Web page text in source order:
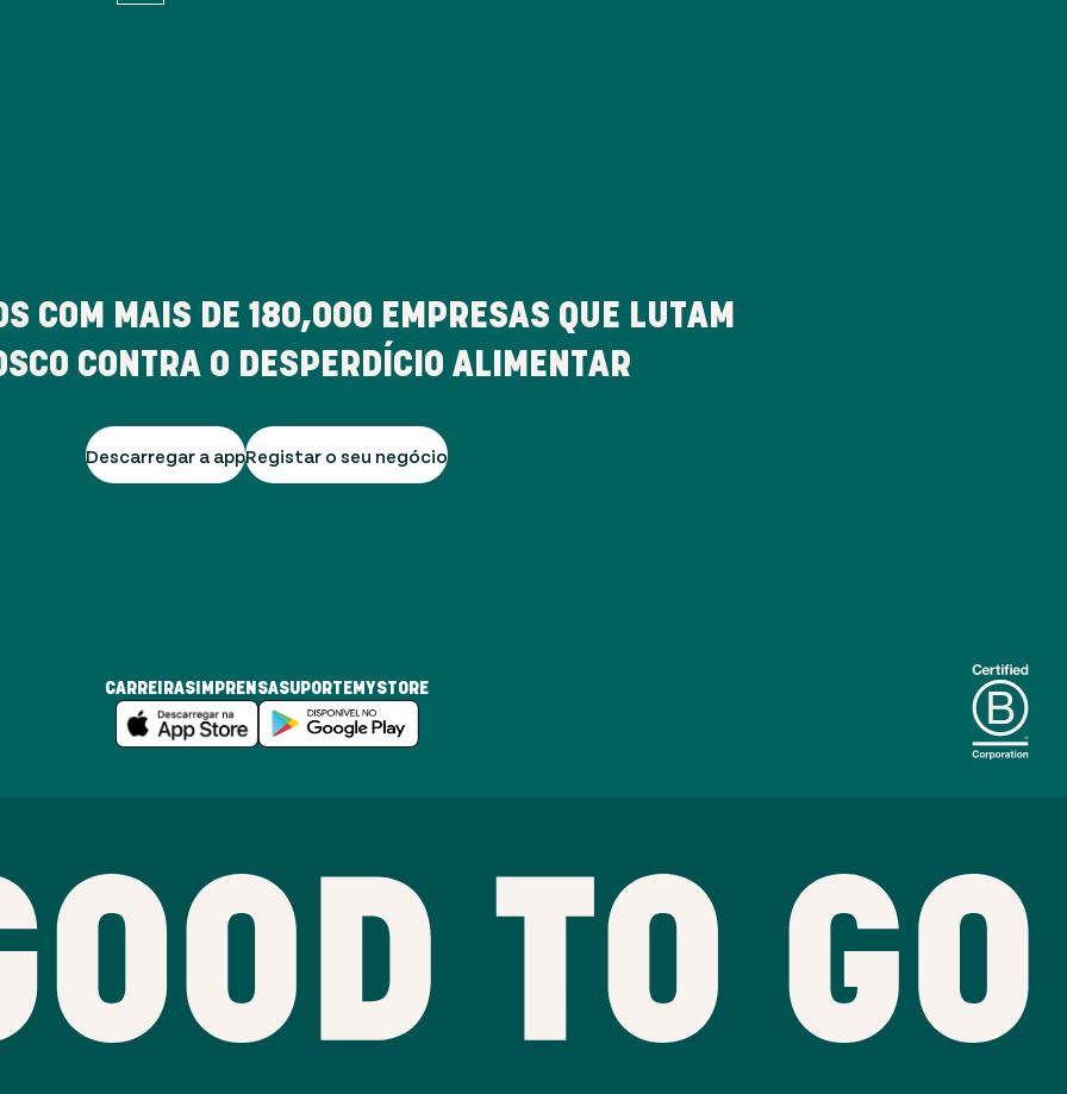
COM MAIS DE 180,000 EMPRESAS QUE LUTAM
CONTRA O DESPERDÍCIO ALIMENTAR
Descarregar a appRegistar o seu negócio
CARREIRAS IMPRENSASUPORTE MYSTORE